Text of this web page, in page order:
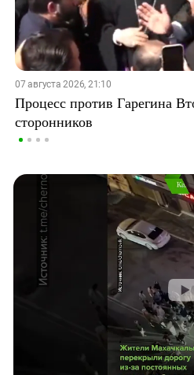
07 августа 2026, 21:10
Процесс против Гарегина
сторонников